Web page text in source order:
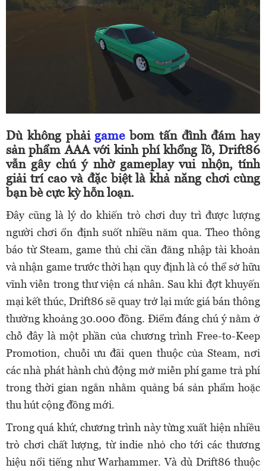
Dù không phải gamebom tấn đình đám hay
sản phẩm AAA với kinh phí khổng lồ, Drift86
vẫn gây chú ý nhờ gameplay vui nhộn, tính
giải trí cao và đặc biệt là khả năng chơi cùng
bạn bè cực kỳ hỗn loạn.
Đây cũng là lý do khiến trò chơi duy trì được lượng
người chơi ổn định suốt nhiều năm qua. Theo thông
báo từ Steam, game thủ chỉ cần đăng nhập tài khoản
và nhận game trước thời hạn quy định là có thể sở hữu
vĩnh viễn trong thư viện cá nhân. Sau khi đợt khuyến
mại kết thúc, Drift86 sẽ quay trở lại mức giá bán thông
thường khoảng 30.000 đồng. Điểm đáng chú ý nằm ở
chỗ đây là một phần của chương trình Free-to-Keep
Promotion, chuỗi ưu đãi quen thuộc của Steam, nơi
các nhà phát hành chủ động mở miễn phí game trả phí
trong thời gian ngắn nhằm quảng bá sản phẩm hoặc
thu hút cộng đồng mới.
Trong quá khứ, chương trình này từng xuất hiện nhiều
trò chơi chất lượng, từ indie nhỏ cho tới các thương
hiệu nổi tiếng như Warhammer. Và dù Drift86 thuộc